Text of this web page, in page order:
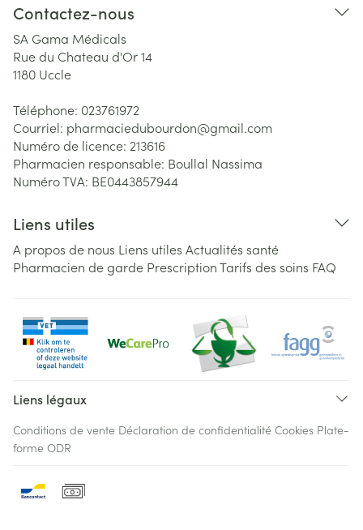
Contactez-nous
SA Gama Médicals
Rue du Chateau d'Or 14
1180 Uccle
Téléphone: 023761972
Courriel: pharmaciedubourdon@gmail.com
Numéro de licence: 213616
Pharmacien responsable: Boullal Nassima
Numéro TVA: BE0443857944
Liens utiles
A propos de nous Liens utiles Actualités santé
Pharmacien de garde PrescriptionTarifs des soins FAQ
Liens légaux
Conditions de vente Déclaration de confidentialité Cookies Plate-
forme ODR